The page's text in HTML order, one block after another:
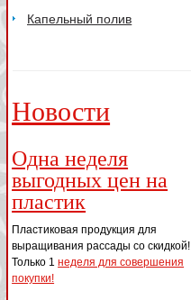
Капельный полив
Новости
Одна неделя
выгодных цен на
пластик
Пластиковая продукция для
выращивания рассады со скидкой!
Только 1неделя для совершения
покупки!